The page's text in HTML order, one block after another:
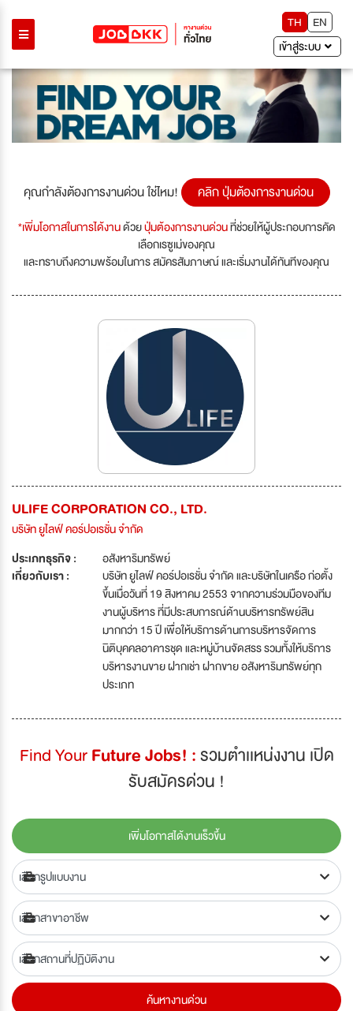
TH
EN
เข้าสู่ระบบ
คุณกำลังต้องการงานด่วน ใช่ไหม! คลิก ปุ่มต้องการงานด่วน
*เพิ่มโอกาสในการได้งานด้วยปุ่มต้องการงานด่วนที่ช่วยให้ผู้ประกอบการคัด
เลือกเรซูเม่ของคุณ
และทราบถึงความพร้อมในการ สมัครสัมภาษณ์ และเริ่มงานได้ทันทีของคุณ
ULIFE CORPORATION CO., LTD.
บริษัท ยูไลฟ์ คอร์ปอเรชั่น จำกัด
ประเภทธุรกิจ :
อสังหาริมทรัพย์
เกี่ยวกับเรา :
บริษัท ยูไลฟ์ คอร์ปอเรชั่น จำกัด และบริษัทในเครือ ก่อตั้ง
ขึ้นเมื่อวันที่ 19 สิงหาคม 2553 จากความร่วมมือของทีม
งานผู้บริหาร ที่มีประสบการณ์ด้านบริหารทรัพย์สิน
มากกว่า 15 ปี เพื่อให้บริการด้านการบริหารจัดการ
นิติบุคคลอาคารชุด และหมู่บ้านจัดสรร รวมทั้งให้บริการ
บริหารงานขาย ฝากเช่า ฝากขาย อสังหาริมทรัพย์ทุก
ประเภท
Find YourFuture Jobs! :รวมตำเเหน่งงาน เปิด
รับสมัครด่วน !
เพิ่มโอกาสได้งานเร็วขึ้น
ค้นหางานด่วน